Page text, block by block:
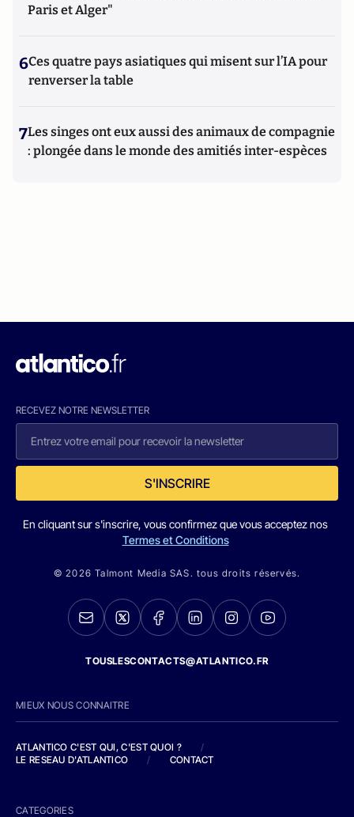
Paris et Alger"
6Ces quatre pays asiatiques qui misent sur l’IA pour
renverser la table
7Les singes ont eux aussi des animaux de compagnie
: plongée dans le monde des amitiés inter-espèces
RECEVEZ NOTRE NEWSLETTER
S'INSCRIRE
En cliquant sur s'inscrire, vous confirmez que vous acceptez nos
Termes et Conditions
© 2026 Talmont Media SAS. tous droits réservés.
TOUSLESCONTACTS@ATLANTICO.FR
MIEUX NOUS CONNAITRE
ATLANTICO C'EST QUI, C'EST QUOI ?
/
LE RESEAU D'ATLANTICO
/ CONTACT
CATEGORIES